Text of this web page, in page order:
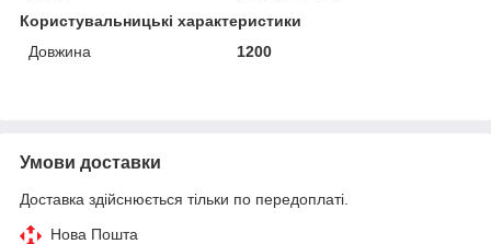
Користувальницькі характеристики
Довжина
1200
Умови доставки
Доставка здійснюється тільки по передоплаті.
Нова Пошта